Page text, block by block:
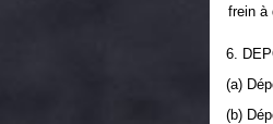
frein à
6.
(a)
(b)